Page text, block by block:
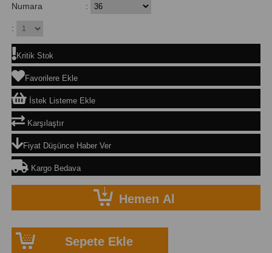
Numara
:
:
Kritik Stok
Favorilere Ekle
İstek Listeme Ekle
Karşılaştır
Fiyat Düşünce Haber Ver
Kargo Bedava